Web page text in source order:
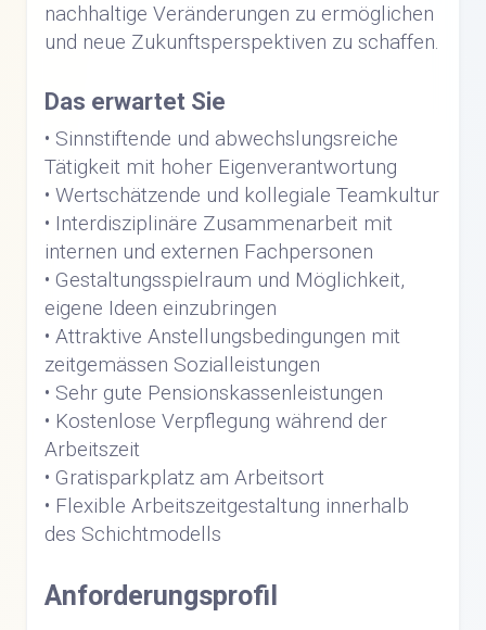
nachhaltige Veränderungen zu ermöglichen
und neue Zukunftsperspektiven zu schaffen.
Das erwartet Sie
• Sinnstiftende und abwechslungsreiche
Tätigkeit mit hoher Eigenverantwortung
• Wertschätzende und kollegiale Teamkultur
• Interdisziplinäre Zusammenarbeit mit
internen und externen Fachpersonen
• Gestaltungsspielraum und Möglichkeit,
eigene Ideen einzubringen
• Attraktive Anstellungsbedingungen mit
zeitgemässen Sozialleistungen
• Sehr gute Pensionskassenleistungen
• Kostenlose Verpflegung während der
Arbeitszeit
• Gratisparkplatz am Arbeitsort
• Flexible Arbeitszeitgestaltung innerhalb
des Schichtmodells
Anforderungsprofil